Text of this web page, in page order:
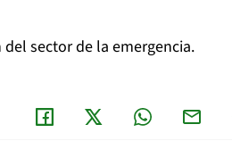
sector de la emergencia.